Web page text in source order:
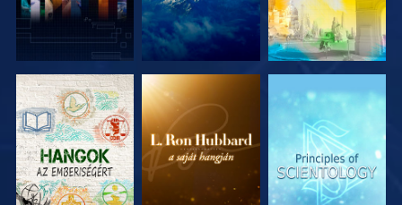
A SOROZAT
RÉSZEI
A SOROZAT
RÉSZEI
A SOROZAT
RÉSZEI